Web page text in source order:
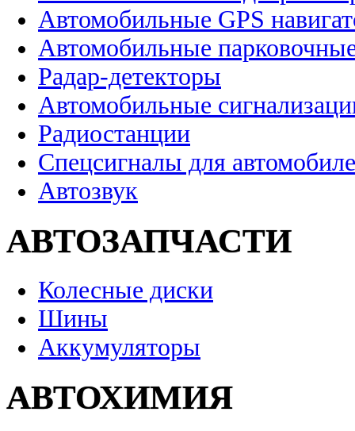
Автомобильные GPS
Автомобильные
Радар-детекторы
Автомобильные
Радиостанции
Спецсигналы для
Автозвук
АВТОЗАПЧАСТИ
Колесные диски
Шины
Аккумуляторы
АВТОХИМИЯ